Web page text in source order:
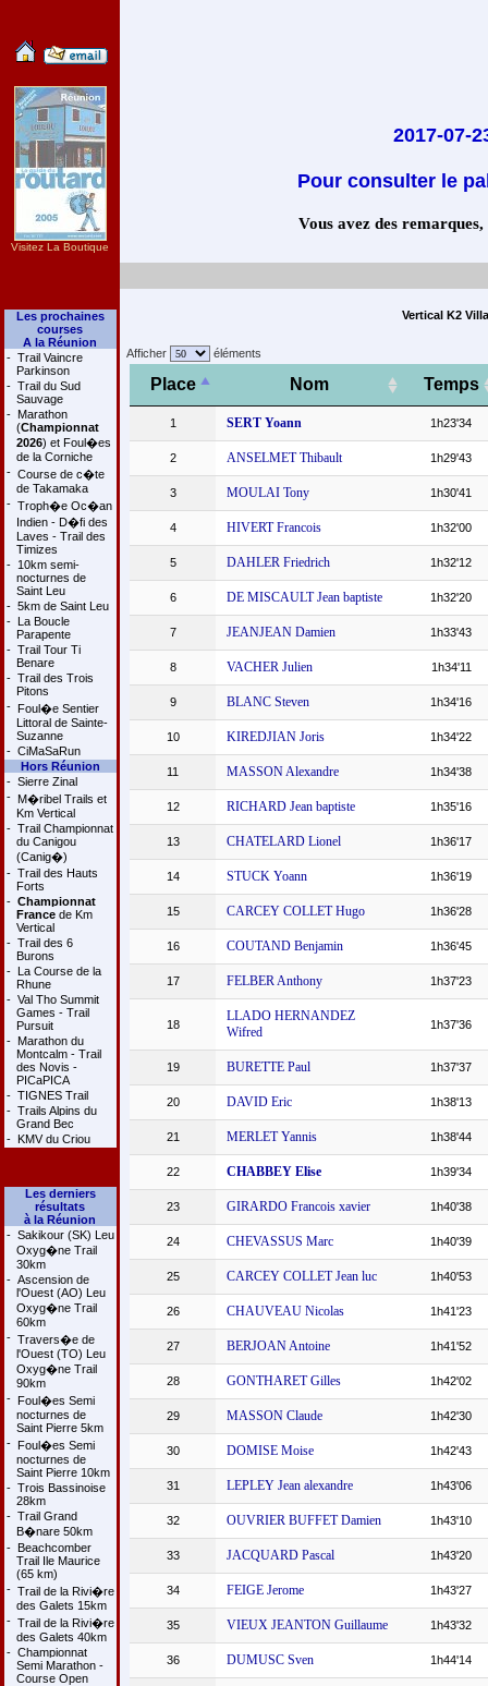
Visitez La Boutique
Les prochaines
courses
A la Réunion
- Trail Vaincre
Parkinson
- Trail du Sud
Sauvage
- Marathon
(Championnat
2026) et Foul�es
de la Corniche
- Course de c�te
de Takamaka
- Troph�e Oc�an
Indien - D�fi des
Laves - Trail des
Timizes
- 10km semi-
nocturnes de
Saint Leu
- 5km de Saint Leu
- La Boucle
Parapente
- Trail Tour Ti
Benare
- Trail des Trois
Pitons
- Foul�e Sentier
Littoral de Sainte-
Suzanne
- CiMaSaRun
Hors Réunion
- Sierre Zinal
- M�ribel Trails et
Km Vertical
- Trail Championnat
du Canigou
(Canig�)
- Trail des Hauts
Forts
- Championnat
Francede Km
Vertical
- Trail des 6
Burons
- La Course de la
Rhune
- Val Tho Summit
Games - Trail
Pursuit
- Marathon du
Montcalm - Trail
des Novis -
PICaPICA
- TIGNES Trail
- Trails Alpins du
Grand Bec
- KMV du Criou
Les derniers
résultats
à la Réunion
- Sakikour (SK) Leu
Oxyg�ne Trail
30km
- Ascension de
l'Ouest (AO) Leu
Oxyg�ne Trail
60km
- Travers�e de
l'Ouest (TO) Leu
Oxyg�ne Trail
90km
- Foul�es Semi
nocturnes de
Saint Pierre 5km
- Foul�es Semi
nocturnes de
Saint Pierre 10km
- Trois Bassinoise
28km
- Trail Grand
B�nare 50km
- Beachcomber
Trail Ile Maurice
(65 km)
- Trail de la Rivi�re
des Galets 15km
- Trail de la Rivi�re
des Galets 40km
- Championnat
Semi Marathon -
Course Open
2017-07-
Pour consulter le
Vous avez des
Vertical K2
Afficher éléments
Place Nom Temps
1 SERT Yoann 1h23'34
2 ANSELMET Thibault 1h29'43
3 MOULAI Tony 1h30'41
4 HIVERT Francois 1h32'00
5 DAHLER Friedrich 1h32'12
6 DE MISCAULT Jean baptiste 1h32'20
7 JEANJEAN Damien 1h33'43
8 VACHER Julien 1h34'11
9 BLANC Steven 1h34'16
10 KIREDJIAN Joris 1h34'22
11 MASSON Alexandre 1h34'38
12 RICHARD Jean baptiste 1h35'16
13 CHATELARD Lionel 1h36'17
14 STUCK Yoann 1h36'19
15 CARCEY COLLET Hugo 1h36'28
16 COUTAND Benjamin 1h36'45
17 FELBER Anthony 1h37'23
18
LLADO HERNANDEZ
Wifred
1h37'36
19 BURETTE Paul 1h37'37
20 DAVID Eric 1h38'13
21 MERLET Yannis 1h38'44
22 CHABBEY Elise 1h39'34
23 GIRARDO Francois xavier 1h40'38
24 CHEVASSUS Marc 1h40'39
25 CARCEY COLLET Jean luc 1h40'53
26 CHAUVEAU Nicolas 1h41'23
27 BERJOAN Antoine 1h41'52
28 GONTHARET Gilles 1h42'02
29 MASSON Claude 1h42'30
30 DOMISE Moise 1h42'43
31 LEPLEY Jean alexandre 1h43'06
32 OUVRIER BUFFET Damien 1h43'10
33 JACQUARD Pascal 1h43'20
34 FEIGE Jerome 1h43'27
35 VIEUX JEANTON Guillaume 1h43'32
36 DUMUSC Sven 1h44'14